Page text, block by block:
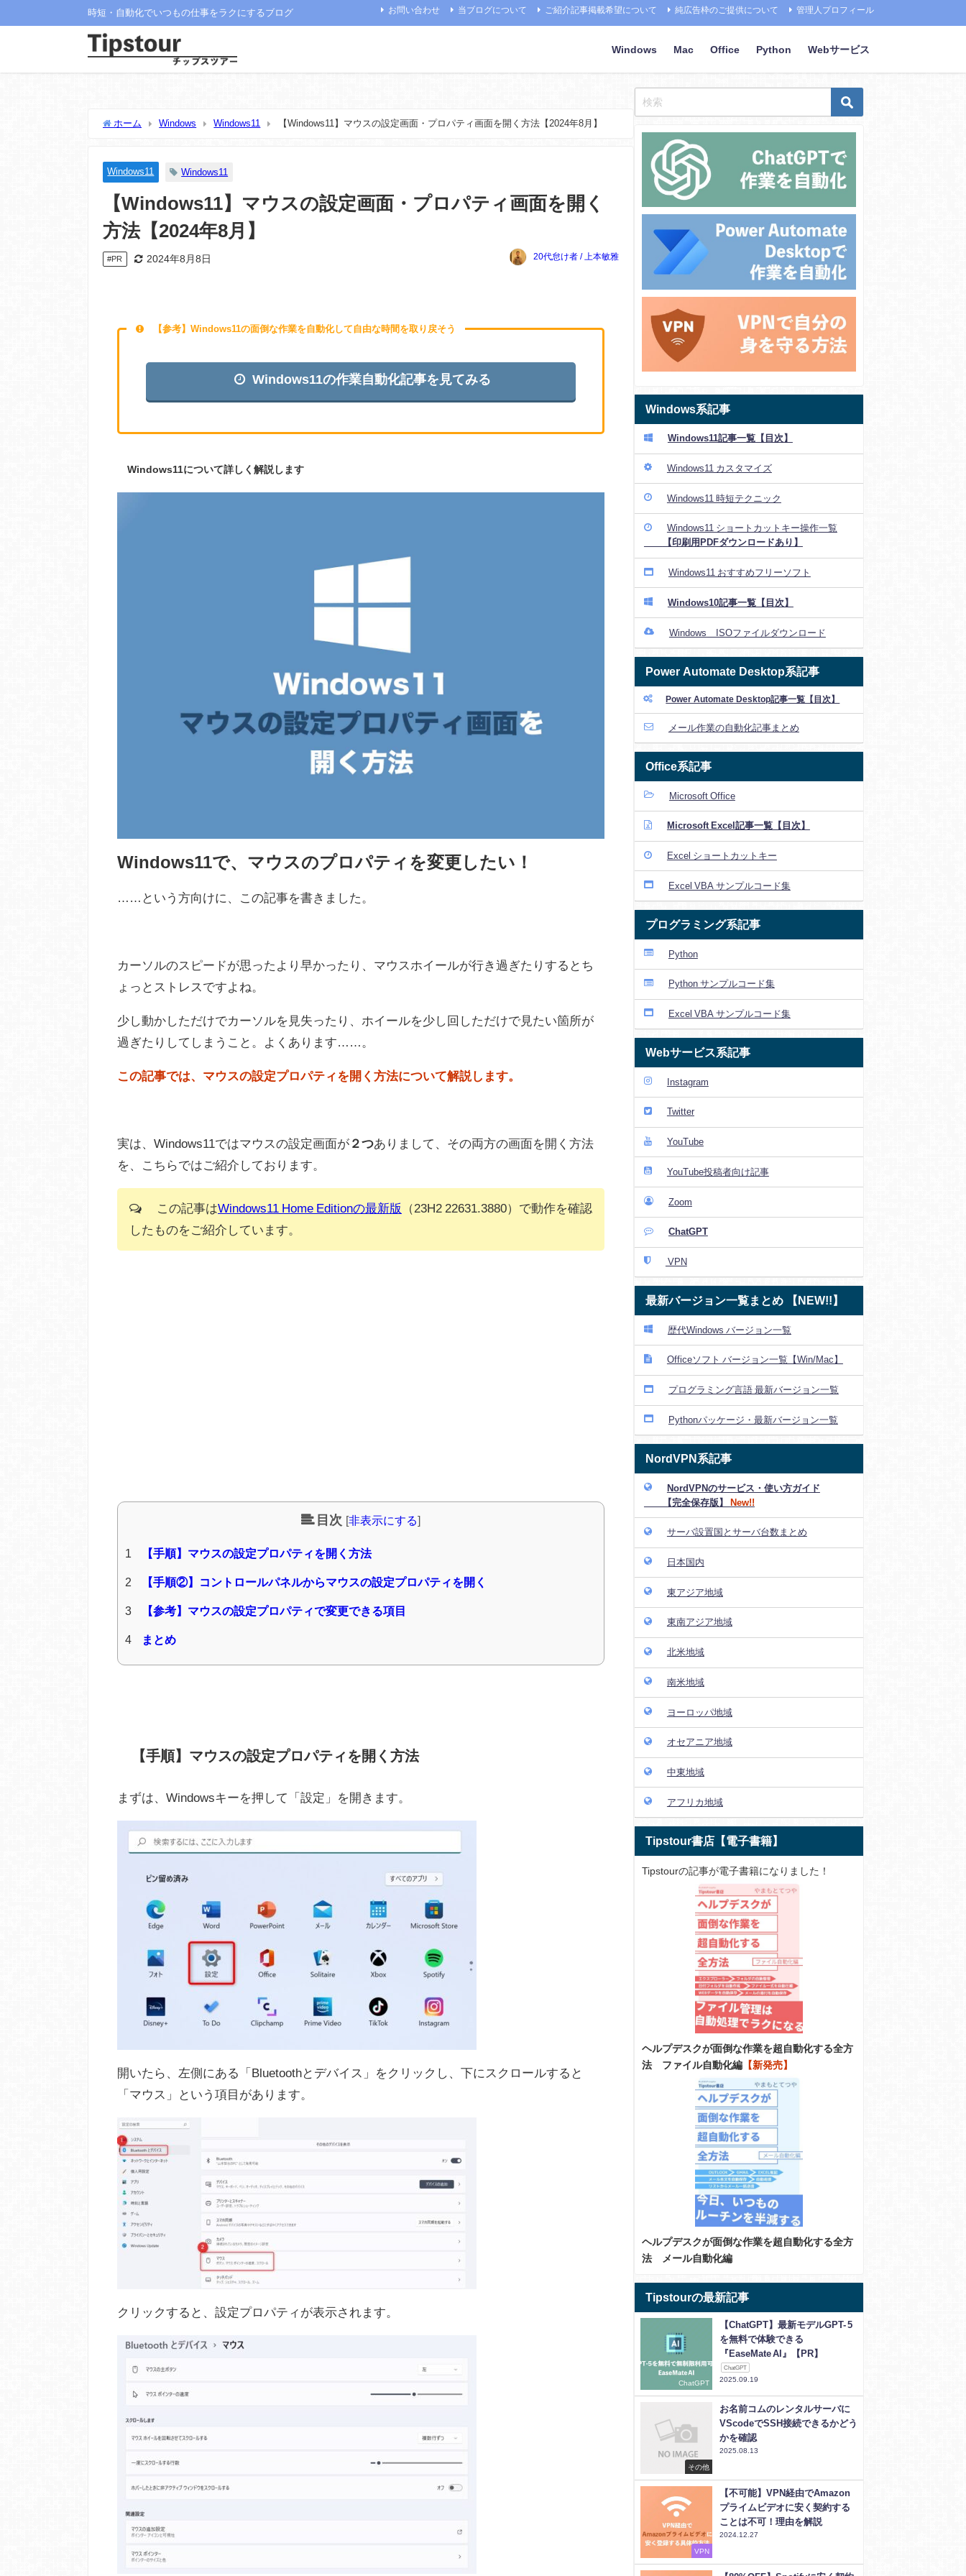
時短・自動化でいつもの仕事をラクにするブログ お問い合わせ 当ブログについて ご紹介記事掲載希望について 純広告枠のご提供について 管理人プロフィール
Windows Mac Office Python Webサービス
ホーム Windows Windows11 【Windows11】マウスの設定画面・プロパティ画面を開く方法【2024年8月】
Windows11 Windows11
【Windows11】マウスの設定画面・プロパティ画面を開く
方法【2024年8月】
#PR 2024年8月8日 20代怠け者 / 上本敏雅
【参考】Windows11の面倒な作業を自動化して自由な時間を取り戻そう
Windows11の作業自動化記事を見てみる
Windows11について詳しく解説します
Windows11で、マウスのプロパティを変更したい！
……という方向けに、この記事を書きました。
カーソルのスピードが思ったより早かったり、マウスホイールが行き過ぎたりするとち
ょっとストレスですよね。
少し動かしただけでカーソルを見失ったり、ホイールを少し回しただけで見たい箇所が
過ぎたりしてしまうこと。よくあります……。
この記事では、マウスの設定プロパティを開く方法について解説します。
実は、Windows11ではマウスの設定画面が ２つありまして、その両方の画面を開く方法
を、こちらではご紹介しております。
この記事はWindows11 Home Editionの最新版
（23H2 22631.3880）で動作を確認
したものをご紹介しています。
目次 [非表示にする]
1 【手順】マウスの設定プロパティを開く方法
2 【手順②】コントロールパネルからマウスの設定プロパティを開く
3 【参考】マウスの設定プロパティで変更できる項目
4 まとめ
【手順】マウスの設定プロパティを開く方法
まずは、Windowsキーを押して「設定」を開きます。
開いたら、左側にある「Bluetoothとデバイス」をクリックし、下にスクロールすると
「マウス」という項目があります。
クリックすると、設定プロパティが表示されます。
Windows系記事
Windows11記事一覧【目次】
Windows11 カスタマイズ
Windows11 時短テクニック
Windows11 ショートカットキー操作一覧
【印刷用PDFダウンロードあり】
Windows11 おすすめフリーソフト
Windows10記事一覧【目次】
Windows ISOファイルダウンロード
Power Automate Desktop系記事
Power Automate Desktop記事一覧【目次】
メール作業の自動化記事まとめ
Office系記事
Microsoft Office
Microsoft Excel記事一覧【目次】
Excel ショートカットキー
Excel VBA サンプルコード集
プログラミング系記事
Python
Python サンプルコード集
Excel VBA サンプルコード集
Webサービス系記事
Instagram
Twitter
YouTube
YouTube投稿者向け記事
Zoom
ChatGPT
VPN
最新バージョン一覧まとめ 【NEW!!】
歴代Windows バージョン一覧
Officeソフト バージョン一覧【Win/Mac】
プログラミング言語 最新バージョン一覧
Pythonパッケージ・最新バージョン一覧
NordVPN系記事
NordVPNのサービス・使い方ガイド
【完全保存版】
New!!
サーバ設置国とサーバ台数まとめ
日本国内
東アジア地域
東南アジア地域
北米地域
南米地域
ヨーロッパ地域
オセアニア地域
中東地域
アフリカ地域
Tipstour書店【電子書籍】
Tipstourの記事が電子書籍になりました！
ヘルプデスクが面倒な作業を超自動化する全方
法 ファイル自動化編 【新発売】
ヘルプデスクが面倒な作業を超自動化する全方
法 メール自動化編
Tipstourの最新記事
ChatGPT
【ChatGPT】最新モデルGPT- 5
を無料で体験できる
『EaseMate AI』【PR】
ChatGPT
2025.09.19
その他
お名前コムのレンタルサーバに
VScodeでSSH接続できるかどう
かを確認
2025.08.13
VPN
【不可能】VPN経由でAmazon
プライムビデオに安く契約する
ことは不可！理由を解説
2024.12.27